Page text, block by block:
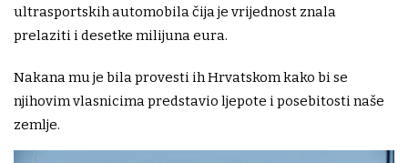
ultrasportskih automobila čija je vrijednost znala
prelaziti i desetke milijuna eura.
Nakana mu je bila provesti ih Hrvatskom kako bi se
njihovim vlasnicima predstavio ljepote i posebitosti naše
zemlje.